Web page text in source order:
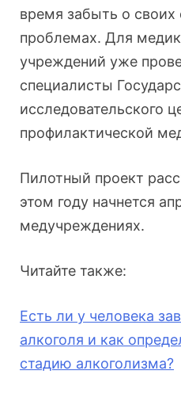
время забыть о
проблемах. Для
учреждений уже
специалисты
исследовательского
профилактической
Пилотный проект
этом году начнется
медучреждениях.
Читайте также:
Есть ли у человека
алкоголя и как
стадию алкоголизма?